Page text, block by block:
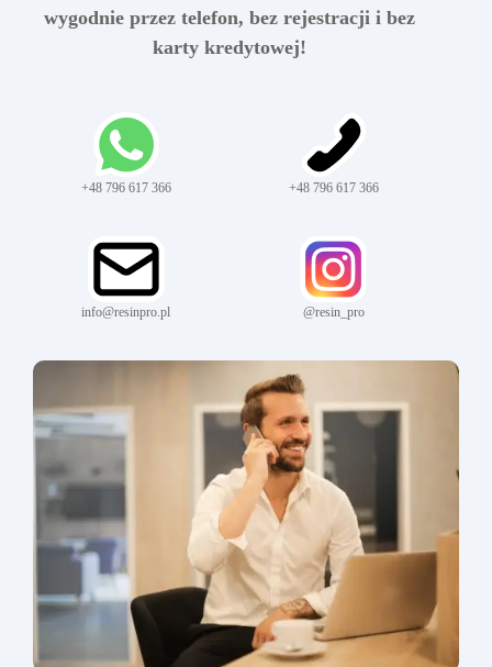
wygodnie przez telefon, bez rejestracji i bez
karty kredytowej!
+48 796 617 366 +48 796 617 366
info@resinpro.pl @resin_pro